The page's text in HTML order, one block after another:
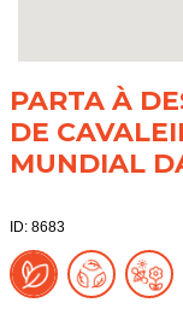
PARTA À
DE
MUNDIAL
ID: 8683